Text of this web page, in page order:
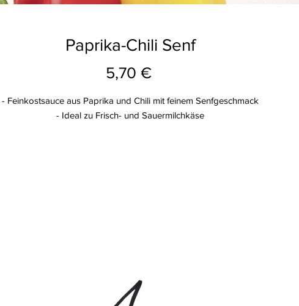
Paprika-Chili Senf
5,70 €Preis
- Feinkostsauce aus Paprika und Chili mit feinem Senfgeschmack
- Ideal zu Frisch- und Sauermilchkäse